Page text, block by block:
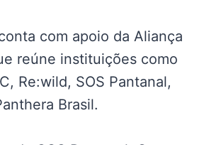
com apoio da Aliança
reúne instituições como
Re:wild, SOS Pantanal,
Brasil.